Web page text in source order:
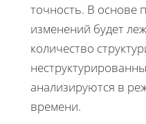
точность. В основе
изменений будет
количество
анализируются в
времени.